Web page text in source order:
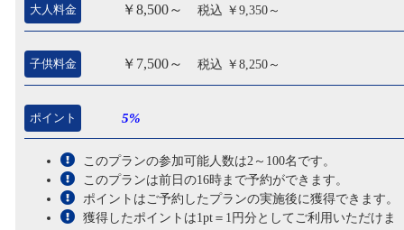
大人料金 ￥8,500～ 税込 ￥9,350～
子供料金 ￥7,500～ 税込 ￥8,250～
ポイント 5%
このプランの参加可能人数は2～100名です。
このプランは前日の16時まで予約ができます。
ポイントはご予約したプランの実施後に獲得できます。
獲得したポイントは1pt＝1円分としてご利用いただけま